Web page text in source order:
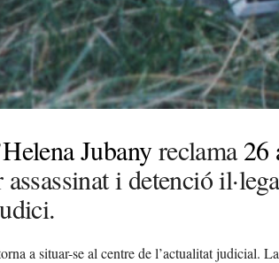
Jubanyreclama26
i detenció
a situar-se al centre de l’actualitat judicial.